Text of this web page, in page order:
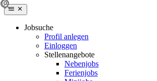
Jobsuche
Profil anlegen
Einloggen
Stellenangebote
Nebenjobs
Ferienjobs